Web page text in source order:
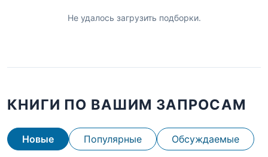
Не удалось загрузить подборки.
КНИГИ ПО ВАШИМ ЗАПРОСАМ
Новые Популярные Обсуждаемые